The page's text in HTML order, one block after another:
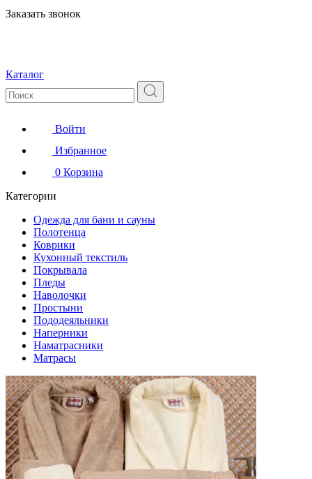
Заказать звонок
Каталог
Войти
Избранное
0 Корзина
Категории
Одежда для бани и сауны
Полотенца
Коврики
Кухонный текстиль
Покрывала
Пледы
Наволочки
Простыни
Пододеяльники
Наперники
Наматрасники
Матрасы